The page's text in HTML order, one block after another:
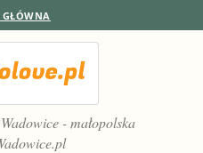
- małopolska